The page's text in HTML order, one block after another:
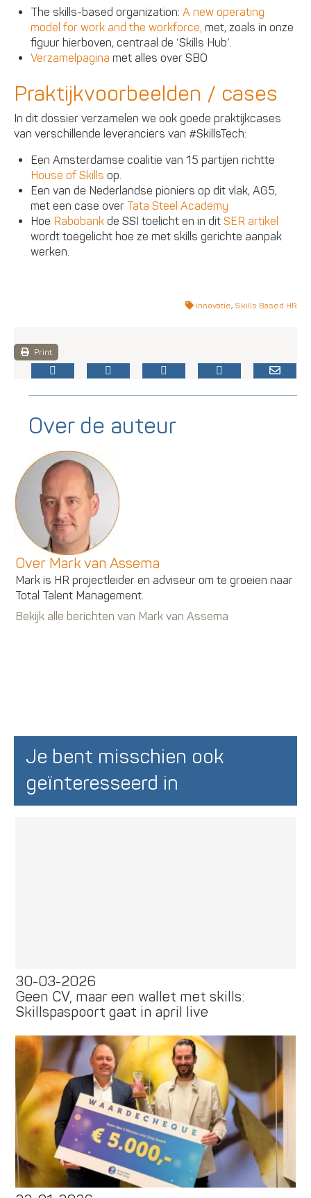
The skills-based organization:A new operating
model for work and the workforce, met, zoals in onze
figuur hierboven, centraal de ‘Skills Hub’.
Verzamelpaginamet alles over SBO
Praktijkvoorbeelden / cases
In dit dossier verzamelen we ook goede praktijkcases
van verschillende leveranciers van #SkillsTech:
Een Amsterdamse coalitie van 15 partijen richtte
House of Skillsop.
Een van de Nederlandse pioniers op dit vlak, AG5,
met een case over Tata Steel Academy
Hoe Rabobankde SSI toelicht en in ditSER artikel
wordt toegelicht hoe ze met skills gerichte aanpak
werken.
innovatie, Skills Based HR
Print
Over de auteur
Over Mark van Assema
Mark is HR projectleider en adviseur om te groeien naar
Total Talent Management.
Bekijk alle berichten van Mark van Assema
Je bent misschien ook
geïnteresseerd in
30-03-2026
Geen CV, maar een wallet met skills:
Skillspaspoort gaat in april live